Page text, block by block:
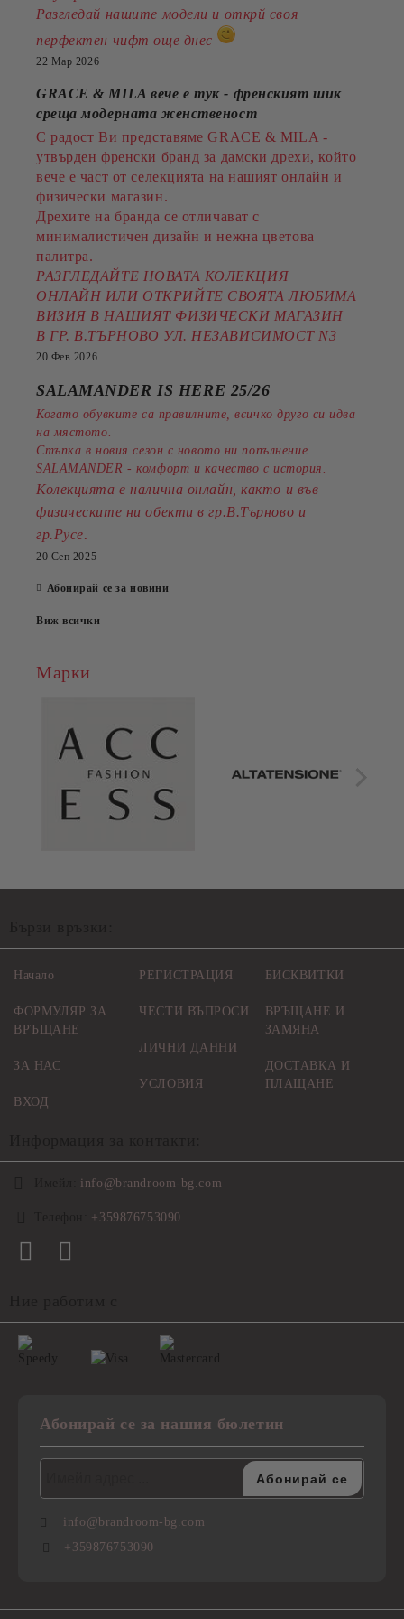
Разгледай нашите модели и открй своя
перфектен чифт още днес
22 Мар 2026
GRACE & MILA вече е тук - френският шик
среща модерната женственост
С радост Ви представяме GRACE & MILA -
утвърден френски бранд за дамски дрехи, който
вече е част от селекцията на нашият онлайн и
физически магазин.
Дрехите на бранда се отличават с
минималистичен дизайн и нежна цветова
палитра.
РАЗГЛЕДАЙТЕ НОВАТА КОЛЕКЦИЯ
ОНЛАЙН ИЛИ ОТКРИЙТЕ СВОЯТА ЛЮБИМА
ВИЗИЯ В НАШИЯТ ФИЗИЧЕСКИ МАГАЗИН
В ГР. В.ТЪРНОВО УЛ. НЕЗАВИСИМОСТ N3
20 Фев 2026
SALAMANDER IS HERE 25/26
Когато обувките са правилните, всичко друго си идва
на мястото.
Стъпка в новия сезон с новото ни попълнение
SALAMANDER - комфорт и качество с история.
Колекцията е налична онлайн, както и във
физическите ни обекти в гр.В.Търново и
гр.Русе.
20 Сеп 2025
Абонирай се за новини
Виж всички
Марки
Начало
ФОРМУЛЯР ЗА
ВРЪЩАНЕ
ЗА НАС
ВХОД
РЕГИСТРАЦИЯ
ЧЕСТИ ВЪПРОСИ
ЛИЧНИ ДАННИ
УСЛОВИЯ
БИСКВИТКИ
ВРЪЩАНЕ И
ЗАМЯНА
ДОСТАВКА И
ПЛАЩАНЕ
info@brandroom-bg.com
+359876753090
Абонирай се за нашия бюлетин
info@brandroom-bg.com
+359876753090